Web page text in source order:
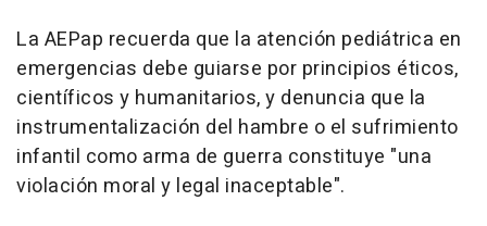
La AEPap recuerda que la atención pediátrica en
emergencias debe guiarse por principios éticos,
científicos y humanitarios, y denuncia que la
instrumentalización del hambre o el sufrimiento
infantil como arma de guerra constituye "una
violación moral y legal inaceptable".